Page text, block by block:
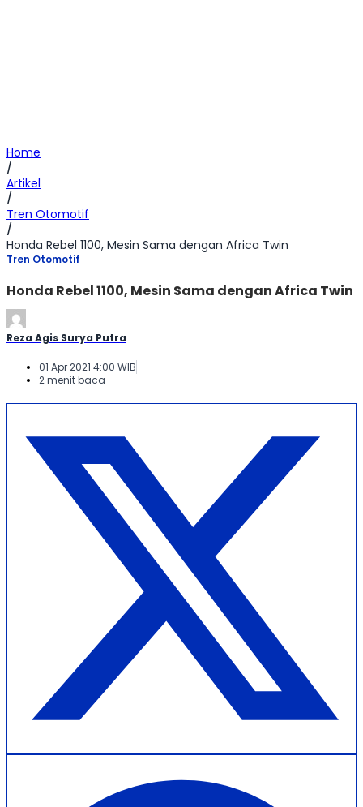
Home
/
Artikel
/
Tren Otomotif
/
Honda Rebel 1100, Mesin Sama dengan Africa Twin
Tren Otomotif
Honda Rebel 1100, Mesin Sama dengan Africa Twin
Reza Agis Surya Putra
01 Apr 2021 4:00 WIB
2 menit baca